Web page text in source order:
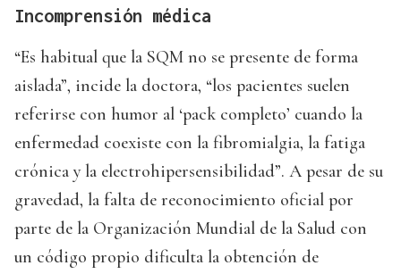
Incomprensión médica
“Es habitual que la SQM no se presente de forma
aislada”, incide la doctora, “los pacientes suelen
referirse con humor al ‘pack completo’ cuando la
enfermedad coexiste con la fibromialgia, la fatiga
crónica y la electrohipersensibilidad”. A pesar de su
gravedad, la falta de reconocimiento oficial por
parte de la Organización Mundial de la Salud con
un código propio dificulta la obtención de